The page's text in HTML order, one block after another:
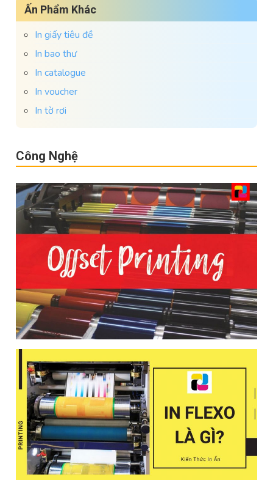
Ấn Phẩm Khác
In giấy tiêu đề
In bao thư
In catalogue
In voucher
In tờ rơi
Công Nghệ